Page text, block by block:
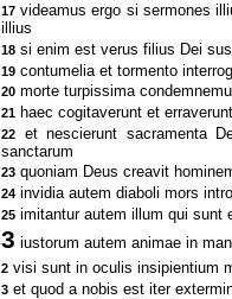
17 videamus ergo si sermones
illius
18 si enim est verus filius Dei
19 contumelia et tormento
20 morte turpissima
21 haec cogitaverunt et
22
et nescierunt sacramenta
sanctarum
23 quoniam Deus creavit
24 invidia autem diaboli mors
25 imitantur autem illum qui sunt
3 iustorum autem animae in
2 visi sunt in oculis insipientium
3 et quod a nobis est iter